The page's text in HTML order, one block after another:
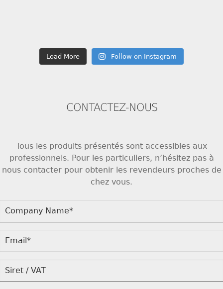
Load More Follow on Instagram
CONTACTEZ-NOUS
Tous les produits présentés sont accessibles aux
professionnels. Pour les particuliers, n’hésitez pas à
nous contacter pour obtenir les revendeurs proches de
chez vous.